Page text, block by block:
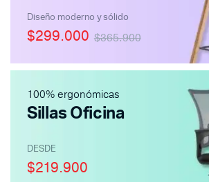
Diseño moderno y sólido
$365.900
$299.000
100% ergonómicas
Sillas Oficina
DESDE
$219.900